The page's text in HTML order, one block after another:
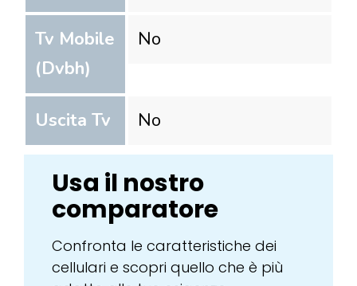
Tv Mobile
(Dvbh)
No
Uscita Tv No
Usa il nostro
comparatore
Confronta le caratteristiche dei
cellulari e scopri quello che è più